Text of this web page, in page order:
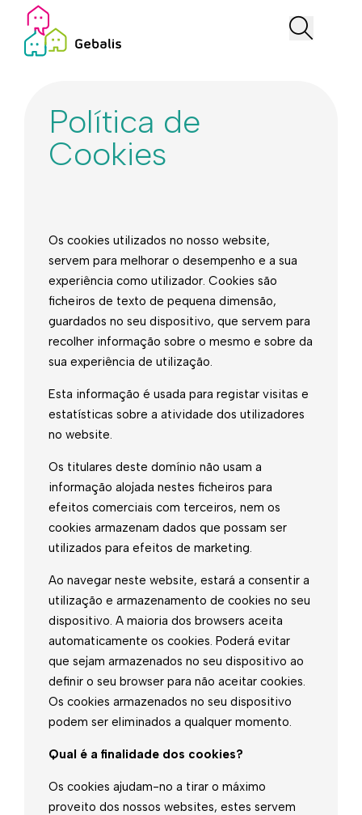
Política de
Cookies
Os cookies utilizados no nosso website,
servem para melhorar o desempenho e a sua
experiência como utilizador. Cookies são
ficheiros de texto de pequena dimensão,
guardados no seu dispositivo, que servem para
recolher informação sobre o mesmo e sobre da
sua experiência de utilização.
Esta informação é usada para registar visitas e
estatísticas sobre a atividade dos utilizadores
no website.
Os titulares deste domínio não usam a
informação alojada nestes ficheiros para
efeitos comerciais com terceiros, nem os
cookies armazenam dados que possam ser
utilizados para efeitos de marketing.
Ao navegar neste website, estará a consentir a
utilização e armazenamento de cookies no seu
dispositivo. A maioria dos browsers aceita
automaticamente os cookies. Poderá evitar
que sejam armazenados no seu dispositivo ao
definir o seu browser para não aceitar cookies.
Os cookies armazenados no seu dispositivo
podem ser eliminados a qualquer momento.
Qual é a finalidade dos cookies?
Os cookies ajudam-no a tirar o máximo
proveito dos nossos websites, estes servem